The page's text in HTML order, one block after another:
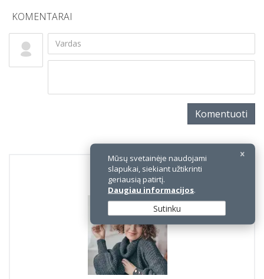
KOMENTARAI
Komentuoti
Teksto autorius
Mūsų svetainėje naudojami
slapukai, siekiant užtikrinti
geriausią patirtį.
Daugiau informacijos.
Sutinku